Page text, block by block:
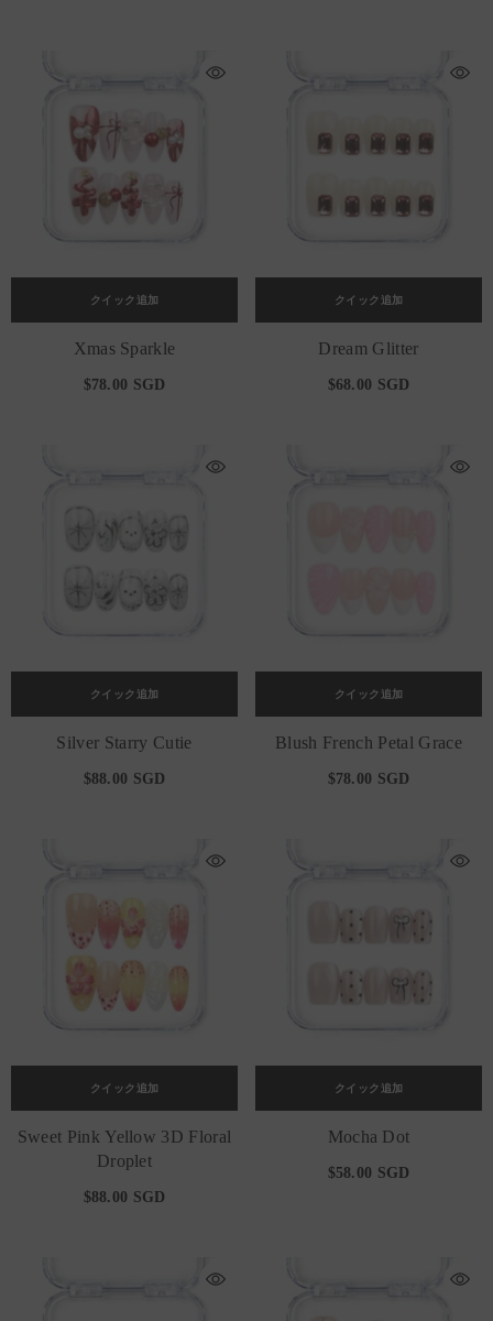
クイック追加
Xmas Sparkle
$78.00 SGD
クイック追加
Dream Glitter
$68.00 SGD
クイック追加
Silver Starry Cutie
$88.00 SGD
クイック追加
Blush French Petal Grace
$78.00 SGD
クイック追加
Sweet Pink Yellow 3D Floral
Droplet
$88.00 SGD
クイック追加
Mocha Dot
$58.00 SGD